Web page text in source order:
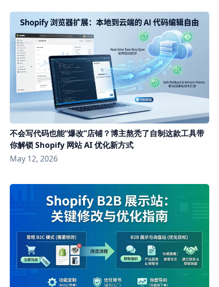
不会写代码也能“爆改”店铺？博主熬秃了自制这款工具带
你解锁 Shopify 网站 AI 优化新方式
May 12, 2026